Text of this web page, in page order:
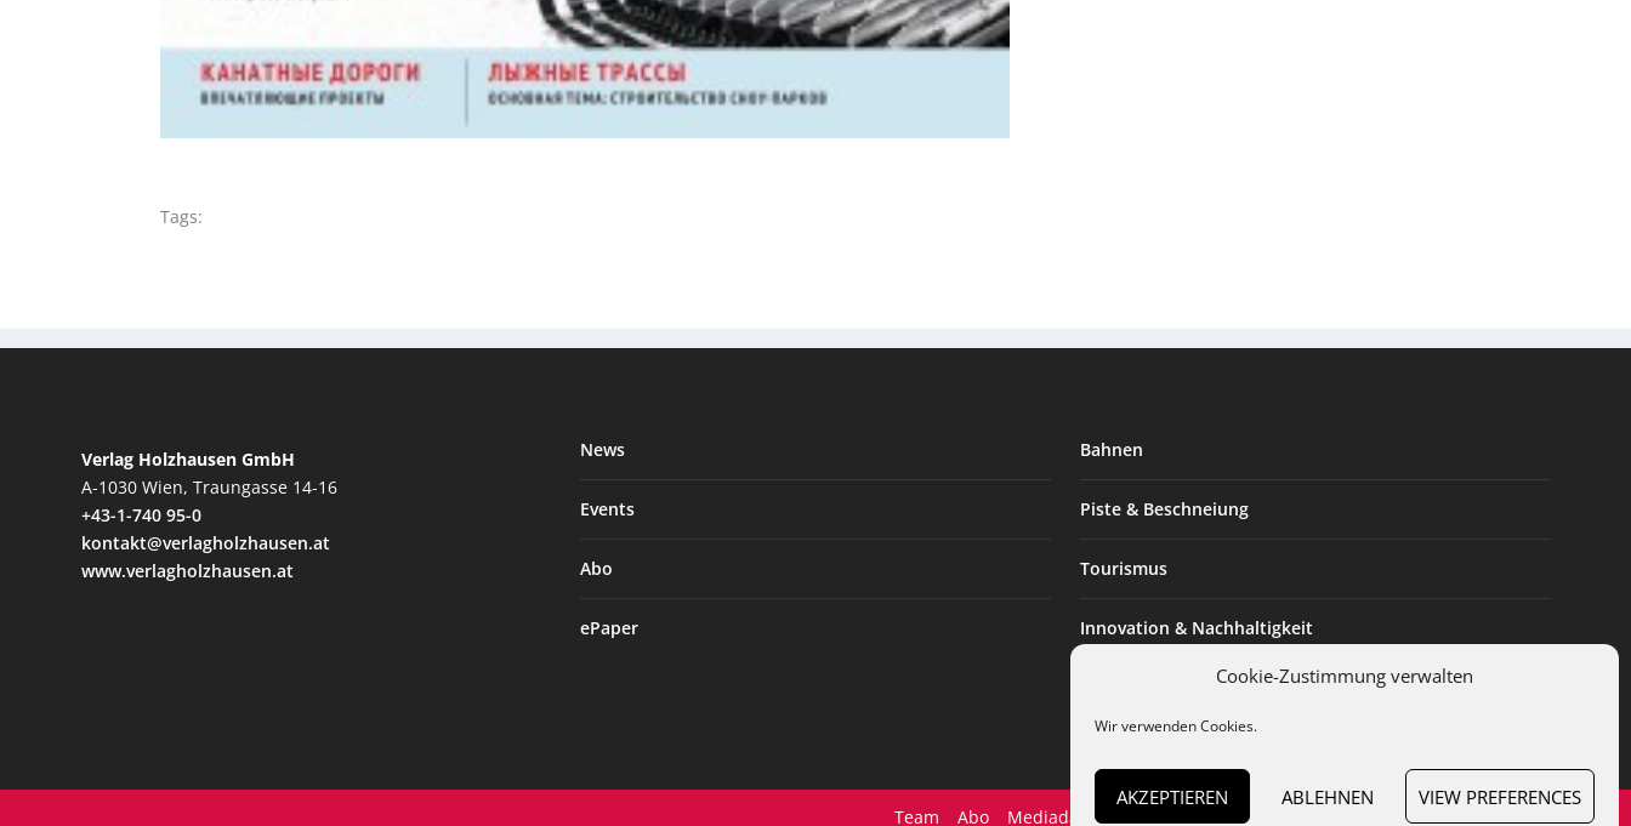
Cookie-Zustimmung verwalten
Wir verwenden Cookies.
AKZEPTIEREN ABLEHNEN VIEW PREFERENCES
Tags:
Verlag Holzhausen GmbH
A-1030 Wien, Traungasse 14-16
+43-1-740 95-0
kontakt@verlagholzhausen.at
www.verlagholzhausen.at
News
Events
Abo
ePaper
Bahnen
Piste & Beschneiung
Tourismus
Innovation & Nachhaltigkeit
Expertise & Technik
Team Abo Mediadaten Datenschutz Impressum